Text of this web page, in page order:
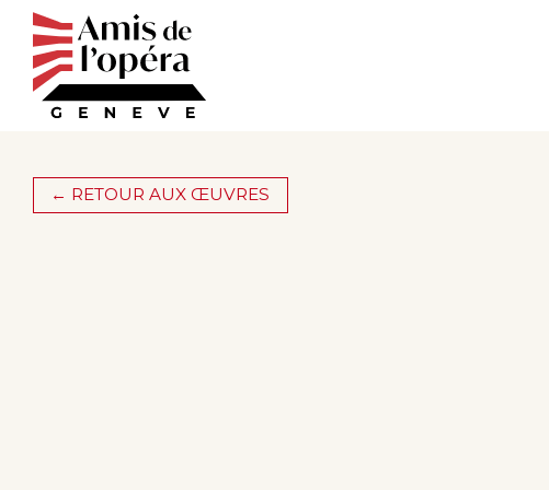
Aller
contenu
principal
← RETOUR AUX ŒUVRES